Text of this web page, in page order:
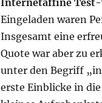
Internetaffine
Eingeladen waren
Insgesamt eine
Quote war aber zu
unter den Begriff
erste Einblicke in